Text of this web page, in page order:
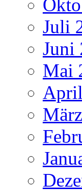
Juli
Juni
Mai